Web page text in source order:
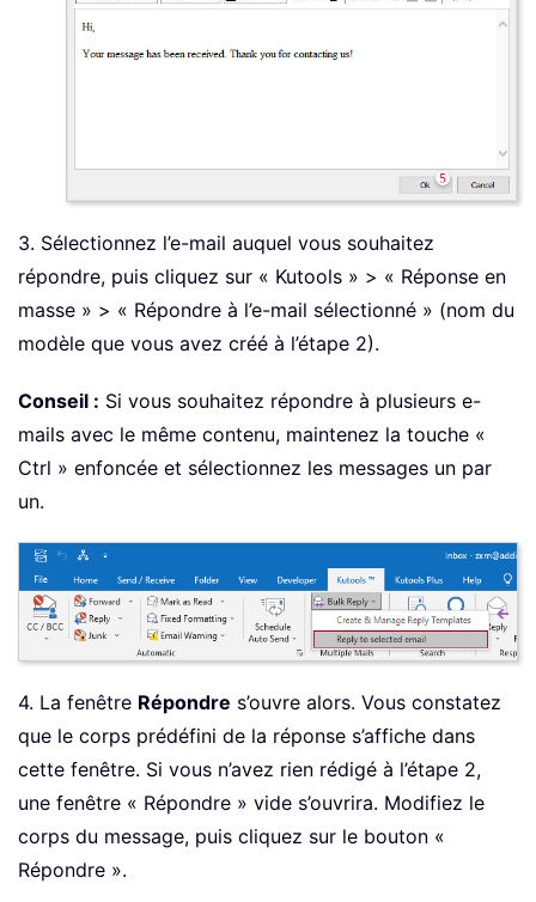
3. Sélectionnez l’e-mail auquel vous souhaitez
répondre, puis cliquez sur « Kutools » > « Réponse en
masse » > « Répondre à l’e-mail sélectionné » (nom du
modèle que vous avez créé à l’étape 2).
Conseil : Si vous souhaitez répondre à plusieurs e-
mails avec le même contenu, maintenez la touche «
Ctrl » enfoncée et sélectionnez les messages un par
un.
4. La fenêtre Répondre s’ouvre alors. Vous constatez
que le corps prédéfini de la réponse s’affiche dans
cette fenêtre. Si vous n’avez rien rédigé à l’étape 2,
une fenêtre « Répondre » vide s’ouvrira. Modifiez le
corps du message, puis cliquez sur le bouton «
Répondre ».